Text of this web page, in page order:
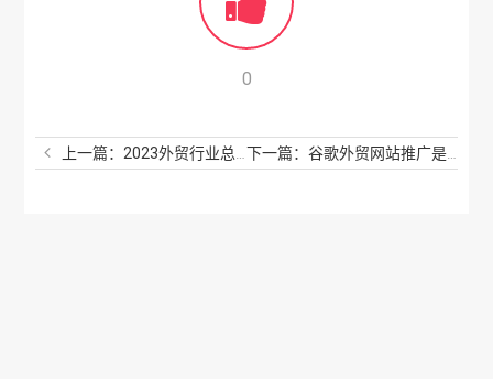
0
上一篇：2023外贸行业总体趋势报告怎么样？外贸市场现在怎么样？